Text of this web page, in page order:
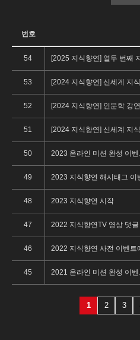
번호
54 [2025 지식향연] 열두 번째
53 [2024 지식향연] 신세계 지
52 [2024 지식향연] 인문학 강
51 [2024 지식향연] 신세계 지
50 2023 온라인 미션 완성 이벤
49 2023 지식향연 해시태그 이
48 2023 지식향연 시작
47 2022 지식향연TV 영상 댓
46 2022 지식향연 사전 이벤트
45 2021 온라인 미션 완성 이
1 2 3